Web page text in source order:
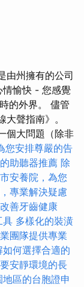
由州擁有的公司
情愉快 - 您感覺
的外界。 儘管
聲指南》。
個大問題（除非
您安排尊嚴的告
助聽器推薦 除
安養院，為您
專業解決疑慮
善牙齒健康
具 多樣化的裝潢
團隊提供專業
何選擇合適的
安靜環境的長
地區的台胞證申